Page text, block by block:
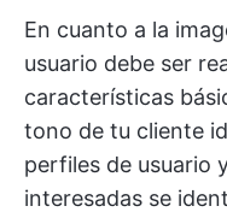
En cuanto a la
usuario debe ser
características
tono de tu cliente
perfiles de usuario
interesadas se